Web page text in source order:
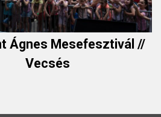
Ágnes Mesefesztivál //
Vecsés